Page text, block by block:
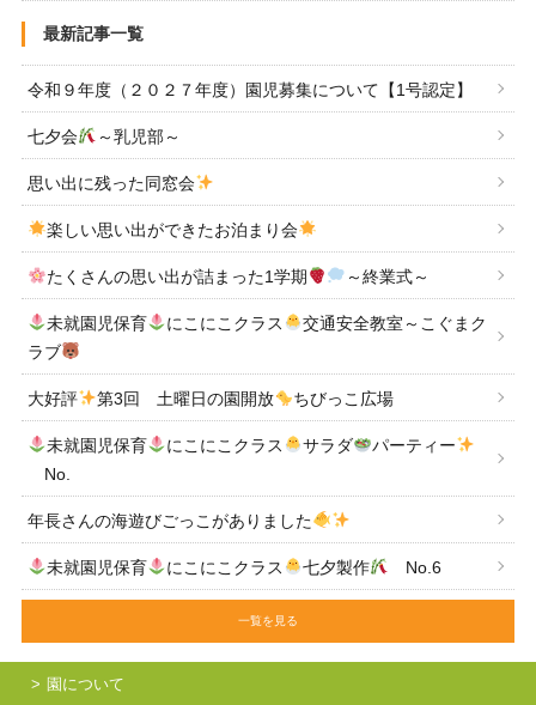
最新記事一覧
令和９年度（２０２７年度）園児募集について【1号認定】
七夕会 ～乳児部～
思い出に残った同窓会
楽しい思い出ができたお泊まり会
たくさんの思い出が詰まった1学期 ～終業式～
未就園児保育 にこにこクラス
交通安全教室～こぐまク
ラブ
大好評 第3回 土曜日の園開放 ちびっこ広場
未就園児保育 にこにこクラス サラダ
パーティー
No.
年長さんの海遊びごっこがありました
未就園児保育 にこにこクラス 七夕製作 No.6
一覧を見る
園について